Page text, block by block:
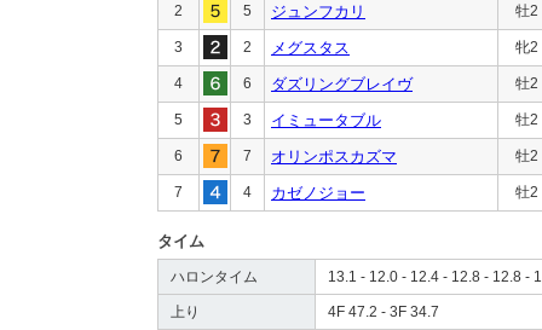
2 5 ジュンフカリ 牡2
3 2 メグスタス 牝2
4 6 ダズリングブレイヴ 牡2
5 3 イミュータブル 牡2
6 7 オリンポスカズマ 牡2
7 4 カゼノジョー 牡2
タイム
ハロンタイム 13.1 - 12.0 - 12.4 - 12.8 - 12.8 -
上り 4F 47.2 - 3F 34.7